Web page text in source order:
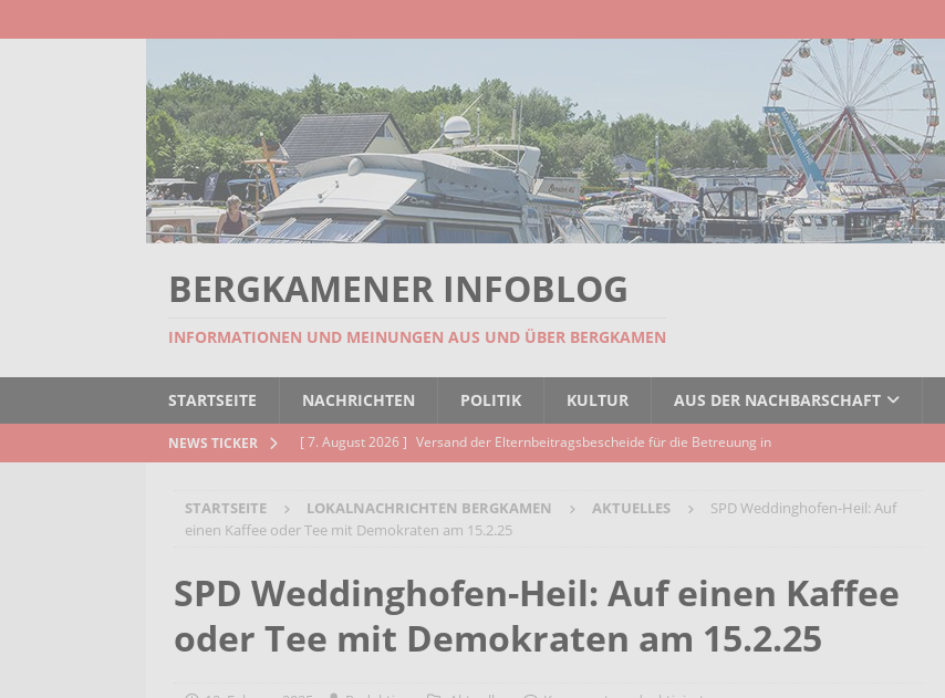
BERGKAMENER INFOBLOG
INFORMATIONEN UND MEINUNGEN AUS UND ÜBER BERGKAMEN
STARTSEITE NACHRICHTEN POLITIK KULTUR AUS DER NACHBARSCHAFT
NEWS TICKER [ 7. August 2026 ] Versand der Elternbeitragsbescheide für die Betreuung in
[ 7. August 2026 ] Selbsthilfegruppe lädt zum gemeinsamen Singen ein!
AKTUELLES
Bergehalde „Großes Holz“
AKTUELLES
[ 6. August 2026 ] Pflege- und Wohnberatung im Gemeindebüro an der Christuskirche in Rünthe
STARTSEITE LOKALNACHRICHTEN BERGKAMEN AKTUELLES
SPD Weddinghofen-Heil: Auf
einen Kaffee oder Tee mit Demokraten am 15.2.25
SPD Weddinghofen-Heil: Auf einen Kaffee
oder Tee mit Demokraten am 15.2.25